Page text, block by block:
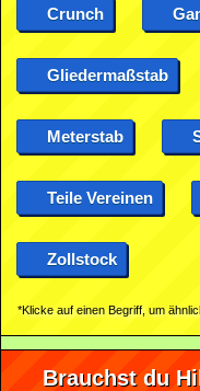
Crunch
Gliedermaßstab
Meterstab
Teile Vereinen
Zollstock
*Klicke auf einen Begriff, um
Brauchst du